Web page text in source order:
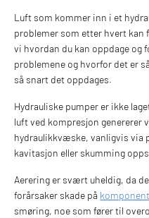
Luft som kommer inn i et
problemer som etter hvert
vi hvordan du kan oppdage og
problemene og hvorfor det er
så snart det oppdages.
Hydrauliske pumper er ikke
luft ved kompresjon genererer
hydraulikkvæske, vanligvis via
kavitasjon eller skumming
Aerering er svært uheldig, da
forårsaker skade på
smøring, noe som fører til